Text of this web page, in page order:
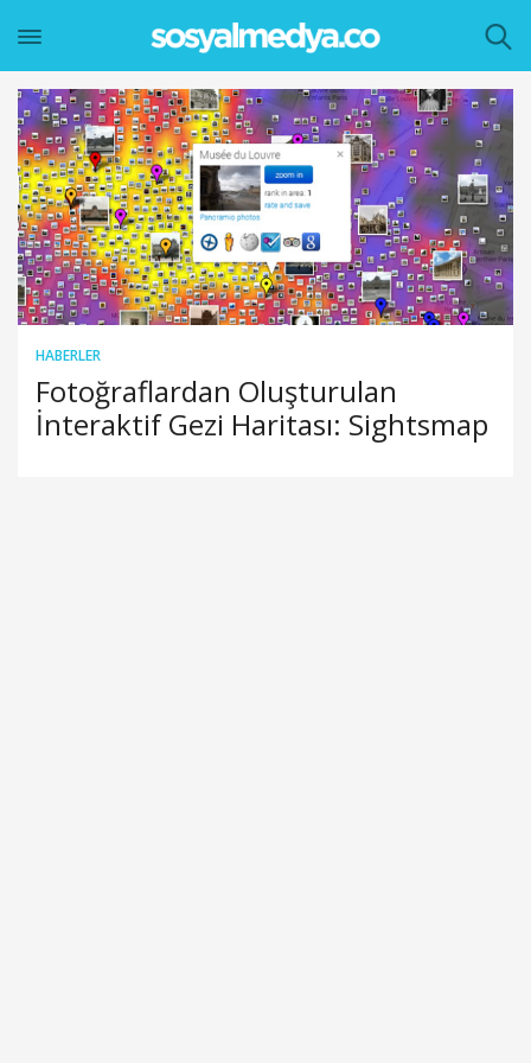
HABERLER
Fotoğraflardan Oluşturulan
İnteraktif Gezi Haritası: Sightsmap